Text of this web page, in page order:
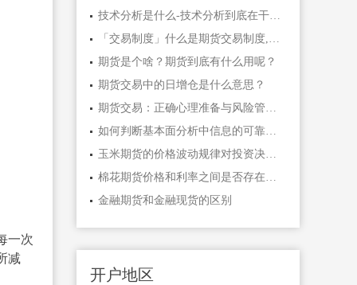
一次
减
技术分析是什么-技术分析到底在干什么
「交易制度」什么是期货交易制度,常见的
期货是个啥？期货到底有什么用呢？
期货交易中的日增仓是什么意思？
期货交易：正确心理准备与风险管理的关
如何判断基本面分析中信息的可靠性？
玉米期货的价格波动规律对投资决策有哪
金融期货和金融现货的区别
开户地区